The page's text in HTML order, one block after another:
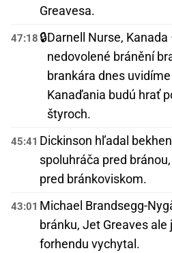
Greavesa.
47:18 🔒Darnell Nurse,
nedovolené bránění
brankára dnes
Kanaďania budú hrať
štyroch.
45:41 Dickinson hľadal
spoluhráča pred
pred bránkoviskom.
43:01 Michael Brandsegg-
bránku, Jet Greaves
forhendu vychytal.